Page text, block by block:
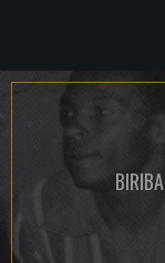
BIRIBA